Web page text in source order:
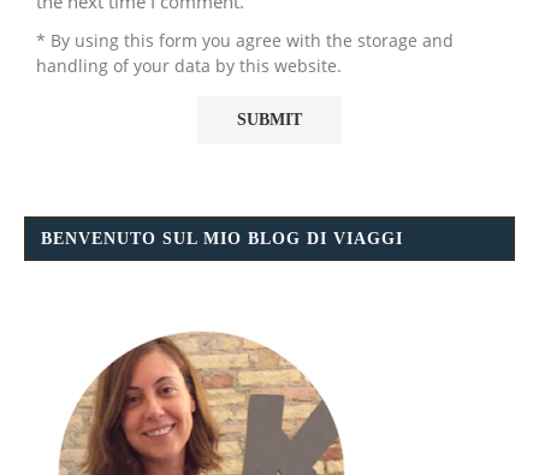
* By using this form you agree with the storage and
handling of your data by this website.
BENVENUTO SUL MIO BLOG DI VIAGGI